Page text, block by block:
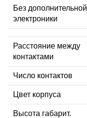
Без дополнительной
электроники
Расстояние между
контактами
Число контактов
Цвет корпуса
Высота габарит.